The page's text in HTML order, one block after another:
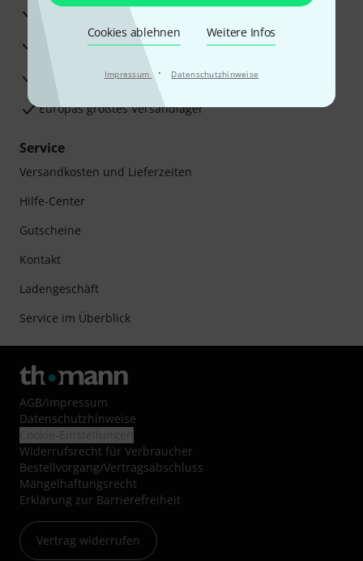
Cookies ablehnen Weitere Infos
Impressum · Datenschutzhinweise
Reparaturservice
Beratung durch Fachexperten
Zufriedenheitsgarantie
Europas größtes Versandlager
Service
Versandkosten und Lieferzeiten
Hilfe-Center
Gutscheine
Kontakt
Ladengeschäft
Service im Überblick
AGB/Impressum
Datenschutzhinweise
Widerrufsrecht für Verbraucher
Bestellvorgang/Vertragsabschluss
Mängelhaftungsrecht
Erklärung zur Barrierefreiheit
Vertrag widerrufen